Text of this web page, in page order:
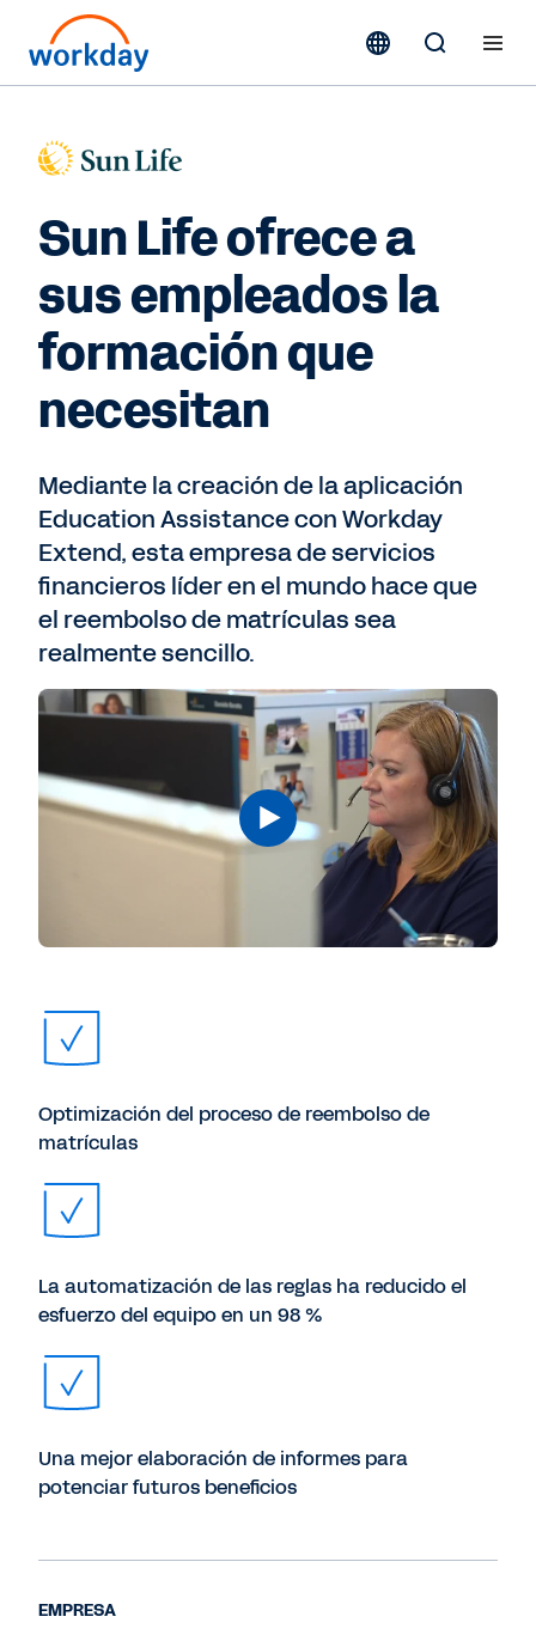
Sun Life ofrece a
sus empleados la
formación que
necesitan
Mediante la creación de la aplicación
Education Assistance con Workday
Extend, esta empresa de servicios
financieros líder en el mundo hace que
el reembolso de matrículas sea
realmente sencillo.
Optimización del proceso de reembolso de
matrículas
La automatización de las reglas ha reducido el
esfuerzo del equipo en un 98 %
Una mejor elaboración de informes para
potenciar futuros beneficios
EMPRESA